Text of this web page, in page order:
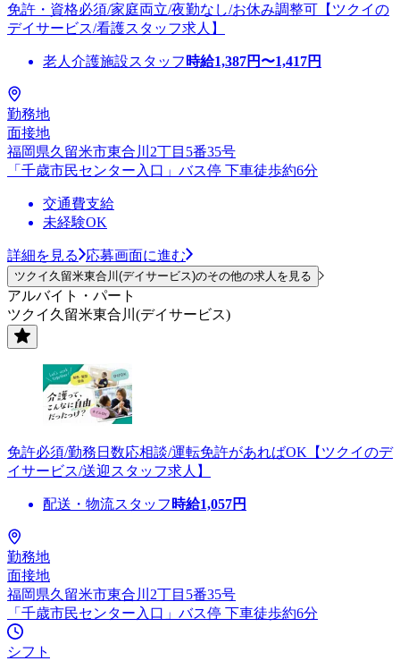
免許・資格必須/家庭両立/夜勤なし/お休み調整可【ツクイの
デイサービス/看護スタッフ求人】
老人介護施設スタッフ 時給1,387円〜1,417円
勤務地
面接地
福岡県久留米市東合川2丁目5番35号
「千歳市民センター入口」バス停 下車徒歩約6分
交通費支給
未経験OK
詳細を見る 応募画面に進む
ツクイ久留米東合川(デイサービス)のその他の求人を見る
アルバイト・パート
ツクイ久留米東合川(デイサービス)
免許必須/勤務日数応相談/運転免許があればOK【ツクイのデ
イサービス/送迎スタッフ求人】
配送・物流スタッフ 時給1,057円
勤務地
面接地
福岡県久留米市東合川2丁目5番35号
「千歳市民センター入口」バス停 下車徒歩約6分
シフト